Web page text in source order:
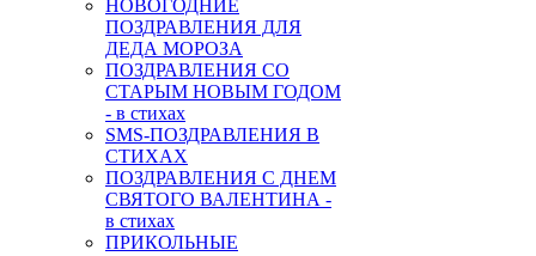
НОВОГОДНИЕ
ПОЗДРАВЛЕНИЯ ДЛЯ
ДЕДА МОРОЗА
ПОЗДРАВЛЕНИЯ СО
СТАРЫМ НОВЫМ ГОДОМ
- в стихах
SMS-ПОЗДРАВЛЕНИЯ В
СТИХАХ
ПОЗДРАВЛЕНИЯ С ДНЕМ
СВЯТОГО ВАЛЕНТИНА -
в стихах
ПРИКОЛЬНЫЕ